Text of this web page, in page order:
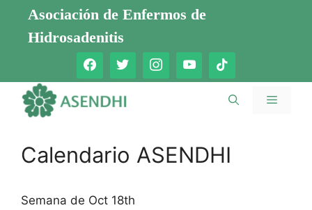
Saltar
contenido
Asociación de Enfermos de
Hidrosadenitis
Menú
Calendario ASENDHI
Semana de Oct 18th